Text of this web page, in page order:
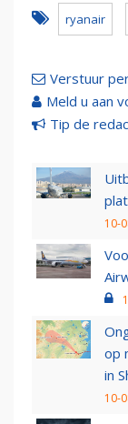
ryanair
Verstuur
Meld u aan
Tip de
plat
10-
op
in
10-